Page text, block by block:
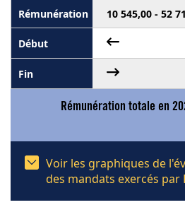
10 545,00 - 52
Rémunération totale en
Voir les graphiques de
des mandats exercés par